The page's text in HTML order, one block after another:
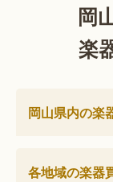
岡
楽
岡山県内の楽
各地域の楽器